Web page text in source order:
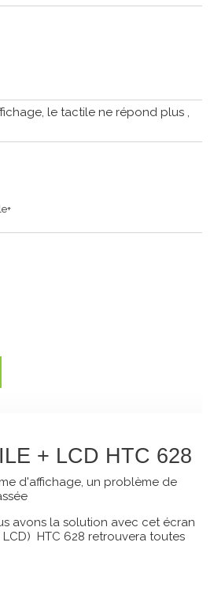
le tactile ne répond plus ,
+ LCD HTC 628
d'affichage, un problème de
avons la solution avec cet écran
HTC 628 retrouvera toutes